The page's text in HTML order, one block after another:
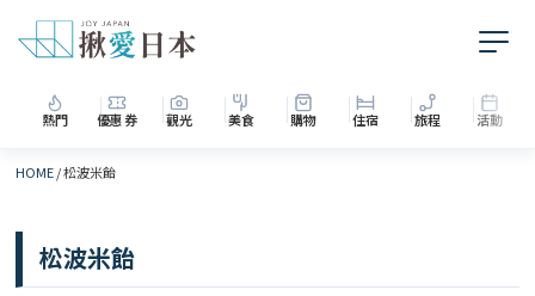
熱門 優惠券 觀光 美食 購物 住宿 旅程 活動
HOME/松波米飴
松波米飴